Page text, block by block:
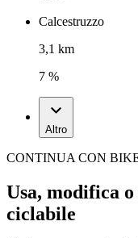
Calcestruzzo
3,1 km
7 %
Altro
CONTINUA CON
Usa, modifica
ciclabile